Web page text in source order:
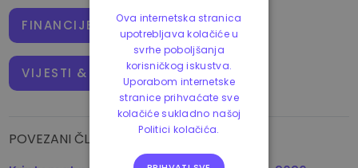
FINANCIJE & ULAGANJE
VIJESTI & TRENDOVI
POVEZANI ČLANCI
Ova internetska stranica
upotrebljava kolačiće u
svrhe poboljšanja
korisničkog iskustva.
Uporabom internetske
stranice prihvaćate sve
kolačiće sukladno našoj
Politici kolačića.